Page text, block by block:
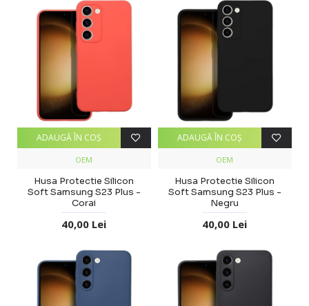
OEM
Husa Protectie Silicon
Soft Samsung S23 Plus -
Corai
40,00 Lei
ADAUGĂ ÎN COŞ
OEM
Husa Protectie Silicon
Soft Samsung S23 Plus -
Negru
40,00 Lei
ADAUGĂ ÎN COŞ